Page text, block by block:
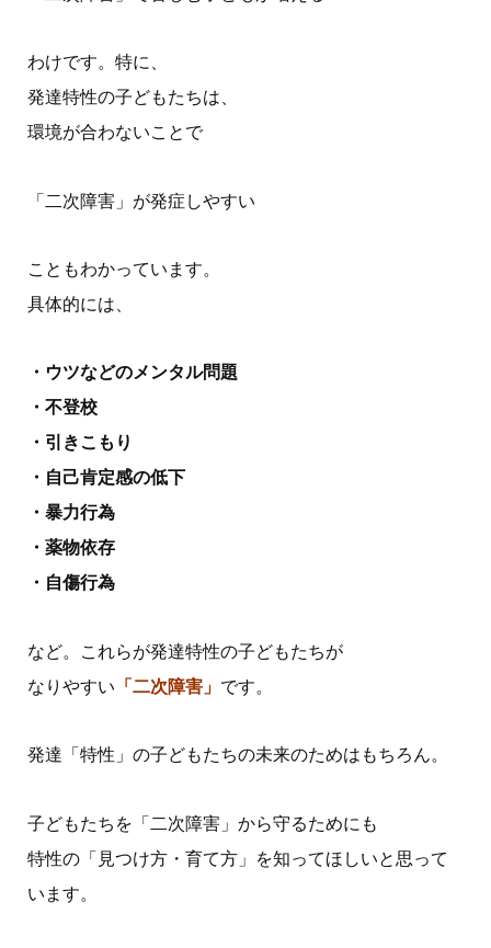
わけです。特に、
発達特性の子どもたちは、
環境が合わないことで
「二次障害」が発症しやすい
こともわかっています。
具体的には、
・ウツなどのメンタル問題
・不登校
・引きこもり
・自己肯定感の低下
・暴力行為
・薬物依存
・自傷行為
など。これらが発達特性の子どもたちが
なりやすい 「二次障害」 です。
発達「特性」の子どもたちの未来のためはもちろん。
子どもたちを「二次障害」から守るためにも
特性の「見つけ方・育て方」を知ってほしいと思って
います。